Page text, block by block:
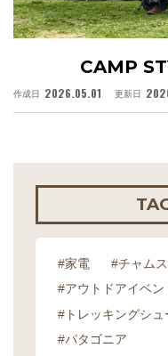
CAMP
作成日 2026.05.01 更新日
#家電 #チャムス
#アウトドアイベン
#トレッキングシュ
#パタゴニア